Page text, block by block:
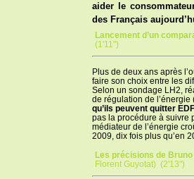
aider le
des Français
Lancement d’un
(1'11")
Plus de deux ans après
faire son choix entre les
Selon un sondage LH2,
de régulation de l’énergie
qu’ils peuvent quitter
pas la procédure à suivre
médiateur de l’énergie
2009, dix fois plus qu’en
Les précisions de Bruno
Florent Guyotat) (2'13")